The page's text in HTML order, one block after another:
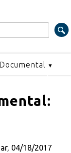
de búsqueda
04/18/2017